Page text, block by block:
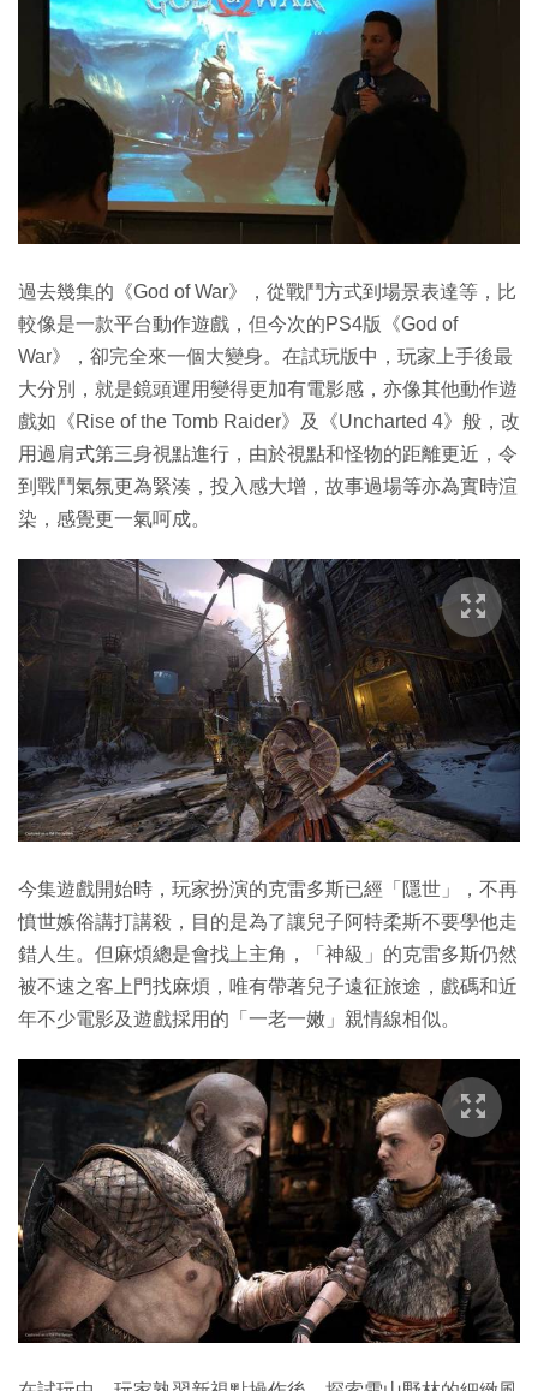
過去幾集的《God of War》，從戰鬥方式到場景表達等，比
較像是一款平台動作遊戲，但今次的PS4版《God of
War》，卻完全來一個大變身。在試玩版中，玩家上手後最
大分別，就是鏡頭運用變得更加有電影感，亦像其他動作遊
戲如《Rise of the Tomb Raider》及《Uncharted 4》般，改
用過肩式第三身視點進行，由於視點和怪物的距離更近，令
到戰鬥氣氛更為緊湊，投入感大增，故事過場等亦為實時渲
染，感覺更一氣呵成。
今集遊戲開始時，玩家扮演的克雷多斯已經「隱世」，不再
憤世嫉俗講打講殺，目的是為了讓兒子阿特柔斯不要學他走
錯人生。但麻煩總是會找上主角，「神級」的克雷多斯仍然
被不速之客上門找麻煩，唯有帶著兒子遠征旅途，戲碼和近
年不少電影及遊戲採用的「一老一嫩」親情線相似。